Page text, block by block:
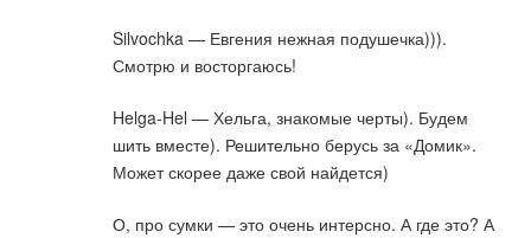
Silvochka — Евгения нежная подушечка))).
Смотрю и восторгаюсь!
Helga-Hel — Хельга, знакомые черты). Будем
шить вместе). Решительно берусь за «Домик».
Может скорее даже свой найдется)
О, про сумки — это очень интерсно. А где это? А